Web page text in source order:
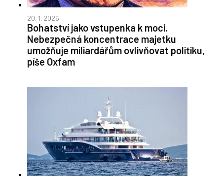
20. 1. 2026
Bohatství jako vstupenka k moci.
Nebezpečná koncentrace majetku
umožňuje miliardářům ovlivňovat politiku,
píše Oxfam